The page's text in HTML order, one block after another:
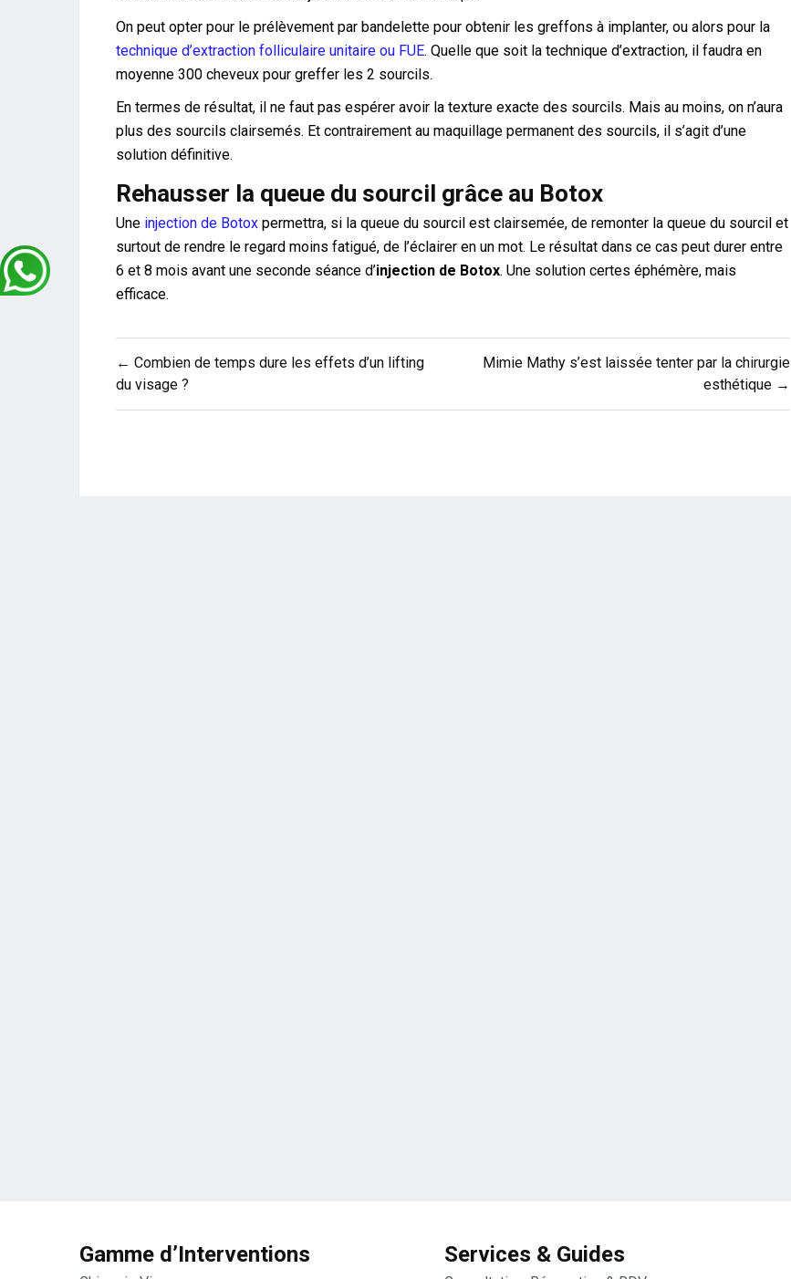
On peut opter pour le prélèvement par bandelette pour obtenir les greffons à implanter, ou alors pour la
technique d’extraction folliculaire unitaire ou FUE. Quelle que soit la technique d’extraction, il faudra en
moyenne 300 cheveux pour greffer les 2 sourcils.
En termes de résultat, il ne faut pas espérer avoir la texture exacte des sourcils. Mais au moins, on n’aura
plus des sourcils clairsemés. Et contrairement au maquillage permanent des sourcils, il s’agit d’une
solution définitive.
Rehausser la queue du sourcil grâce au Botox
Une injection de Botox permettra, si la queue du sourcil est clairsemée, de remonter la queue du sourcil et
surtout de rendre le regard moins fatigué, de l’éclairer en un mot. Le résultat dans ce cas peut durer entre
6 et 8 mois avant une seconde séance d’injection de Botox. Une solution certes éphémère, mais
efficace.
Navigation
de
← Combien de temps dure les effets d’un lifting
du visage ?
Mimie Mathy s’est laissée tenter par la chirurgie
esthétique →
Gamme d’Interventions Services & Guides